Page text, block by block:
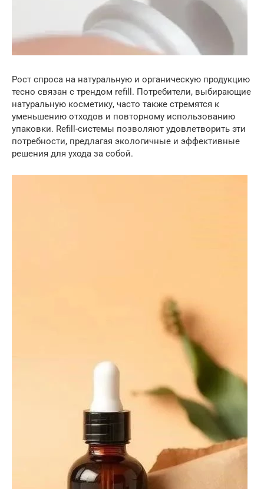
Рост спроса на натуральную и органическую продукцию
тесно связан с трендом refill. Потребители, выбирающие
натуральную косметику, часто также стремятся к
уменьшению отходов и повторному использованию
упаковки. Refill-системы позволяют удовлетворить эти
потребности, предлагая экологичные и эффективные
решения для ухода за собой.